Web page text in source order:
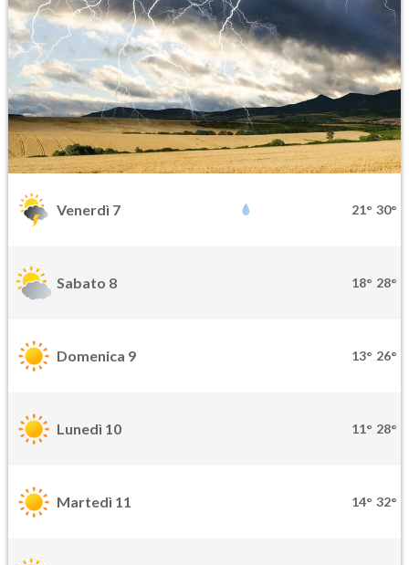
Venerdì 7 21° 30°
Sabato 8 18° 28°
Domenica 9 13° 26°
Lunedì 10 11° 28°
Martedì 11 14° 32°